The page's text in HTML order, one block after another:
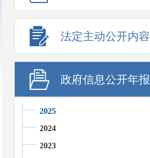
法定主动公开内容
政府信息公开年报
2025
2024
2023